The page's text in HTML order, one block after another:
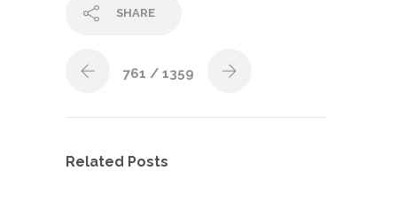
SHARE
761 / 1359
Related Posts